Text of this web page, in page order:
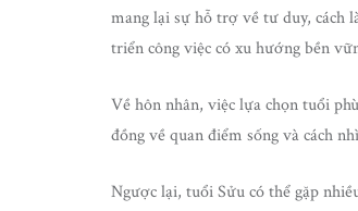
mang lại sự hỗ trợ về tư duy, cách
triển công việc có xu hướng bền
Về hôn nhân, việc lựa chọn tuổi
đồng về quan điểm sống và cách
Ngược lại, tuổi Sửu có thể gặp